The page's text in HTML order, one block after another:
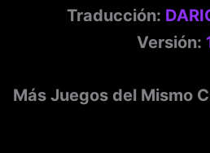
Traducción:
Versión:
Más Juegos del Mismo